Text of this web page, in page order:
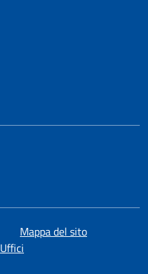
Mappa del sito
Uffici